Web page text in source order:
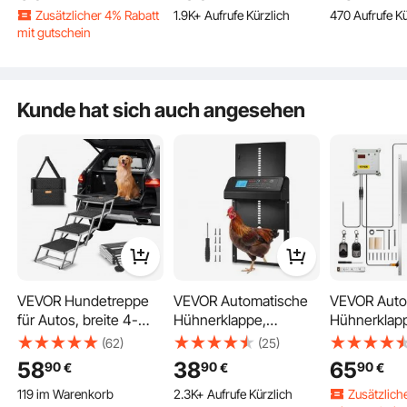
Das minimalistische und niedliche Erscheinungsbild ergänzt Ihre
Pförtner 30x30cm Tür
Stallöffner mit
von Hühnerställen
Zusätzlicher 4% Rabatt
mit gutschein
Zusätzlicher 4% Rabatt
mit gutschein
155 im Warenkorb
4.1K+ Aufrufe Kürzlich
Schwarz
1.9K+ Aufrufe Kürzlich
Trockner-
470 Aufrufe
Kunde hat sich auch angesehen
VEVOR Hundetreppe
für Autos, breite 4-
stufige
Hundeautotreppe,
zusammenklappbare
Hundeautorampe mit
(62)
5890€
119 im Warenkorb
VEVOR Automatische
Hühnerklappe,
Hühnerstalltür mit
Timer, manueller
Einstellung &
Einklemmschutz,
(25)
3890€
2.3K+ Aufrufe Kürzlich
VEVOR
BS
Schieber
Pförtner
6590€